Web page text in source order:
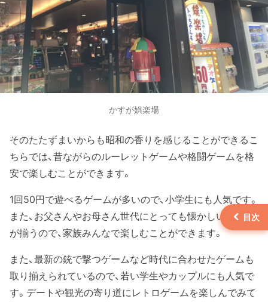
かすが娯楽場
そのたたずまいからも昭和の香りを感じることができるこ
ちらでは、昔ながらのルーレットゲームや格闘ゲームを格
安で楽しむことができます。
1回50円で遊べるゲームが多いので、小学生にも人気です。
また、お父さんやお母さん世代にとっても懐かしいゲーム
が揃うので、家族みんなで楽しむことができます。
また、最新の銃で撃つゲームなど時代に合わせたゲームも
取り揃えられているので、若い学生やカップルにも人気で
す。デートや観光の寄り道にレトロゲームを楽しんでみて